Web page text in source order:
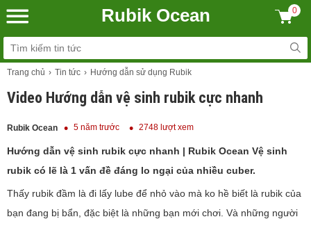
Rubik Ocean 0
Trang chủ Tin tức Hướng dẫn sử dụng Rubik
Video Hướng dẫn vệ sinh rubik cực nhanh
Rubik Ocean 5 năm trước 2748 lượt xem
Hướng dẫn vệ sinh rubik cực nhanh | Rubik Ocean Vệ sinh
rubik có lẽ là 1 vấn đề đáng lo ngại của nhiều cuber.
Thấy rubik đầm là đi lấy lube để nhỏ vào mà ko hề biết là rubik của
bạn đang bị bẩn, đặc biệt là những bạn mới chơi. Và những người